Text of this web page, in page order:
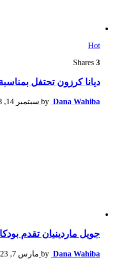
Hot
3
ديانا كرزون تحتفل
by Dana Wahiba سبتمبر 14, 2023, 2:39 م
جويل ماردينيان تقدم
by Dana Wahiba مارس 7, 2023, 6:37 م